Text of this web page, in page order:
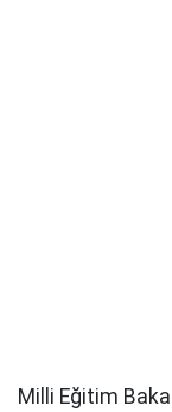
Milli Eğitim